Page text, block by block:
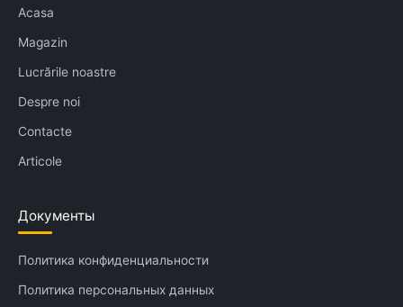
Acasa
Magazin
Lucrările noastre
Despre noi
Contacte
Articole
Документы
Политика конфиденциальности
Политика персональных данных